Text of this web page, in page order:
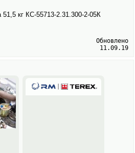
кг КС-55713-2.31.300-2-05К
Обновлено
11.09.19